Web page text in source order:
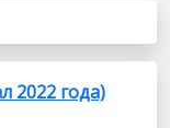
2022 года)